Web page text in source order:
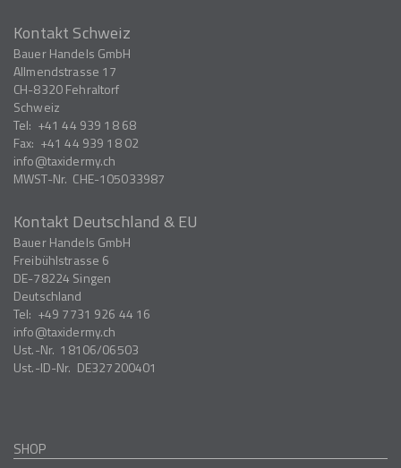
Kontakt Schweiz
Bauer Handels GmbH
Allmendstrasse 17
CH-8320Fehraltorf
Schweiz
Tel: +41 44 939 18 68
Fax: +41 44 939 18 02
info
taxidermy.ch
MWST-Nr. CHE-105033987
Kontakt Deutschland & EU
Bauer Handels GmbH
Freibühlstrasse 6
DE-78224 Singen
Deutschland
Tel: +49 7731 926 44 16
info
taxidermy.ch
Ust.-Nr. 18106/06503
Ust.-ID-Nr. DE327200401
SHOP